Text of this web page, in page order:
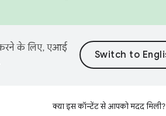
के लिए, एआई
क्या इस कॉन्टेंट से आपको मदद मिली?